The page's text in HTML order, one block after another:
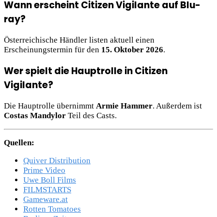
Wann erscheint Citizen Vigilante auf Blu-
ray?
Österreichische Händler listen aktuell einen
Erscheinungstermin für den 15. Oktober 2026.
Wer spielt die Hauptrolle in Citizen
Vigilante?
Die Hauptrolle übernimmt Armie Hammer. Außerdem ist
Costas Mandylor Teil des Casts.
Quellen:
Quiver Distribution
Prime Video
Uwe Boll Films
FILMSTARTS
Gameware.at
Rotten Tomatoes